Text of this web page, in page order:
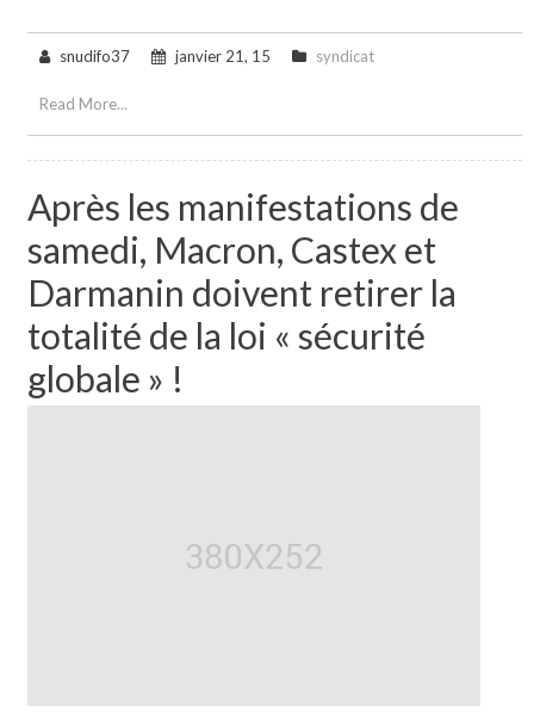
snudifo37 janvier 21, 15 syndicat
Read More...
Après les manifestations de
samedi, Macron, Castex et
Darmanin doivent retirer la
totalité de la loi « sécurité
globale » !